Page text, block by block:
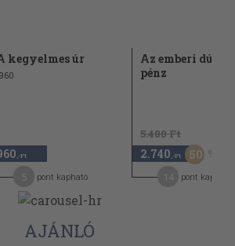
kegyelmes úr
,-Ft
pont kapható
Az emberi
pénz
5.480 Ft
2.740 ,-Ft 50
pont kapható
AJÁNLÓ